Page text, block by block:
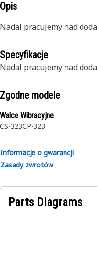
Opis
Nadal pracujemy nad
Specyfikacje
Nadal pracujemy nad
Zgodne modele
Walce Wibracyjne
CS-323CP-323
Informacje o gwarancji
Zasady zwrotów
Parts Diagrams